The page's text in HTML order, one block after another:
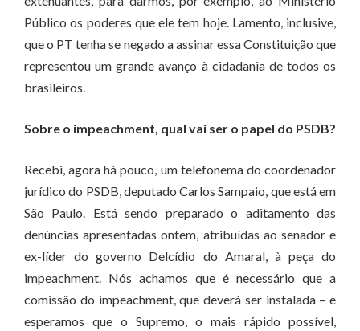
Público os poderes que ele tem hoje. Lamento, inclusive,
que o PT tenha se negado a assinar essa Constituição que
representou um grande avanço à cidadania de todos os
brasileiros.
Sobre o impeachment, qual vai ser o papel do PSDB?
Recebi, agora há pouco, um telefonema do coordenador
jurídico do PSDB, deputado Carlos Sampaio, que está em
São Paulo. Está sendo preparado o aditamento das
denúncias apresentadas ontem, atribuídas ao senador e
ex-líder do governo Delcídio do Amaral, à peça do
impeachment. Nós achamos que é necessário que a
comissão do impeachment, que deverá ser instalada – e
esperamos que o Supremo, o mais rápido possível,